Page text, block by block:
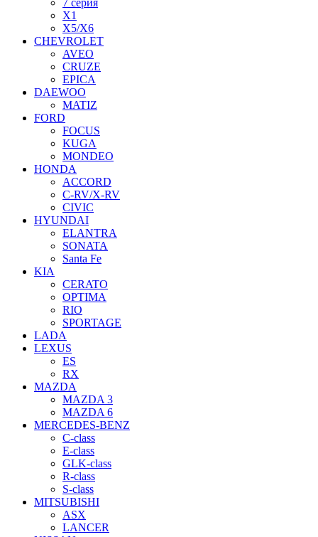
7 серия
X1
X5/X6
CHEVROLET
AVEO
CRUZE
EPICA
DAEWOO
MATIZ
FORD
FOCUS
KUGA
MONDEO
HONDA
ACCORD
C-RV/X-RV
CIVIC
HYUNDAI
ELANTRA
SONATA
Santa Fe
KIA
CERATO
OPTIMA
RIO
SPORTAGE
LADA
LEXUS
ES
RX
MAZDA
MAZDA 3
MAZDA 6
MERCEDES-BENZ
C-class
E-class
GLK-class
R-class
S-class
MITSUBISHI
ASX
LANCER